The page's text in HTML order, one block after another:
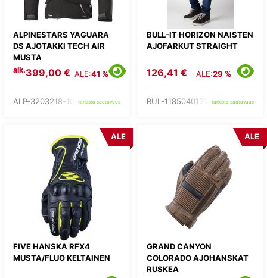
ALPINESTARS YAGUARA
DS AJOTAKKI TECH AIR
MUSTA
alk.399,00 € ALE:41 %
ALP-3203218-104-tarkista saatavuus
BULL-IT HORIZON NAISTEN
AJOFARKUT STRAIGHT
126,41 € ALE:29 %
BUL-1185040131- tarkista saatavuus
FIVE HANSKA RFX4
MUSTA/FLUO KELTAINEN
ALE
GRAND CANYON
COLORADO AJOHANSKAT
RUSKEA
ALE